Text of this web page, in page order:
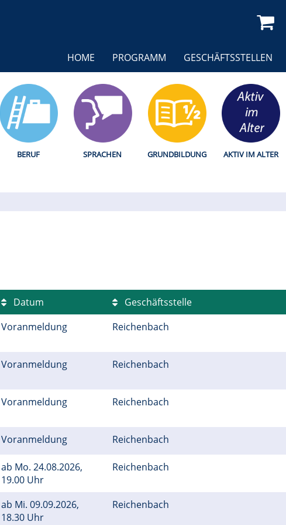
HOME PROGRAMM GESCHÄFTSSTELLEN
BERUF SPRACHEN GRUNDBILDUNG AKTIV IM ALTER
Datum Geschäftsstelle
Voranmeldung Reichenbach
Voranmeldung Reichenbach
Voranmeldung Reichenbach
Voranmeldung Reichenbach
ab Mo. 24.08.2026,
19.00 Uhr
Reichenbach
ab Mi. 09.09.2026,
18.30 Uhr
Reichenbach